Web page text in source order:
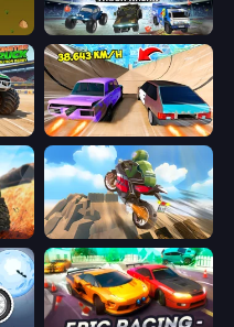
Monster Truck Arena
Monster Truck Demolition Derby Turbo Cars: Pipe Stunts
Cartoon Moto Stunt